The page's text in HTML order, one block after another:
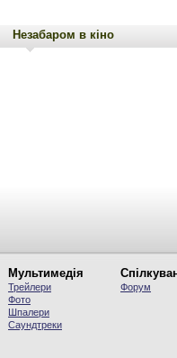
Незабаром в кіно
Мультимедія
Трейлери
Фото
Шпалери
Саундтреки
Форум